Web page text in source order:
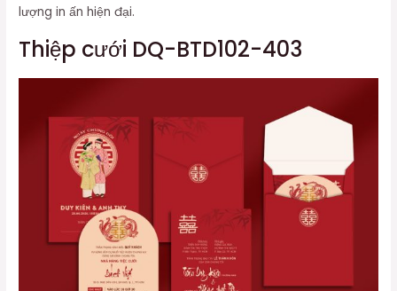
lượng in ấn hiện đại.
Thiệp cưới DQ-BTD102-403